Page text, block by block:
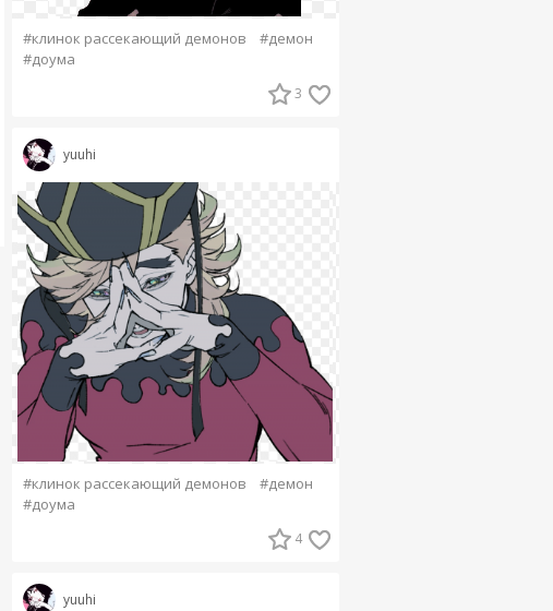
#клинок рассекающий демонов
#демон
#доума
3
yuuhi
#клинок рассекающий демонов
#демон
#доума
4
yuuhi